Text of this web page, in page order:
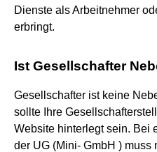
Dienste als Arbeitnehmer
erbringt.
Ist Gesellschafter
Gesellschafter ist keine
sollte Ihre
Website hinterlegt sein. Bei
der UG (Mini- GmbH ) muss